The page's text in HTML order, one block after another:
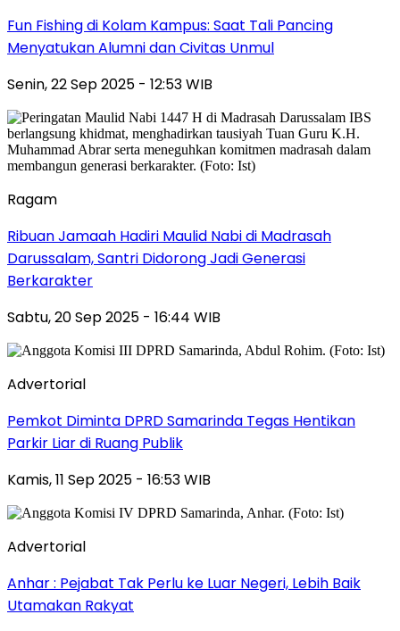
Fun Fishing di Kolam Kampus: Saat Tali Pancing
Menyatukan Alumni dan Civitas Unmul
Senin, 22 Sep 2025 - 12:53 WIB
Ragam
Ribuan Jamaah Hadiri Maulid Nabi di Madrasah
Darussalam, Santri Didorong Jadi Generasi
Berkarakter
Sabtu, 20 Sep 2025 - 16:44 WIB
Advertorial
Pemkot Diminta DPRD Samarinda Tegas Hentikan
Parkir Liar di Ruang Publik
Kamis, 11 Sep 2025 - 16:53 WIB
Advertorial
Anhar : Pejabat Tak Perlu ke Luar Negeri, Lebih Baik
Utamakan Rakyat